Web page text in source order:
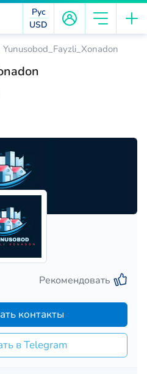
Рус
USD
Yunusobod_Fayzli_Xonadon
Рекомендовать
в Telegram
контакты